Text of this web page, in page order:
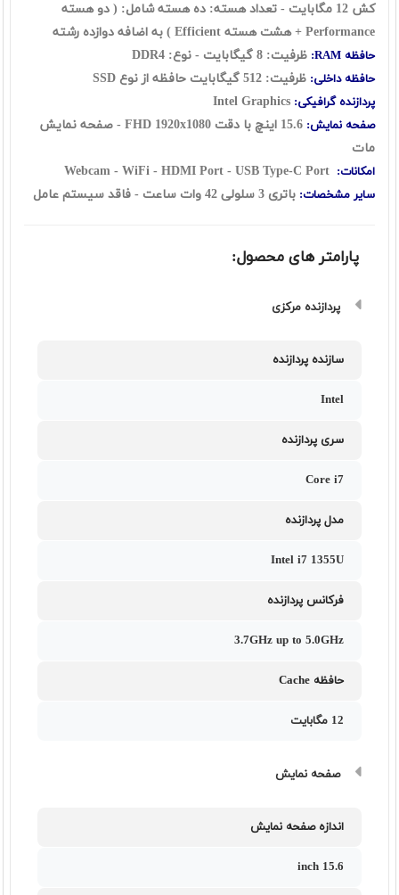
کش 12 مگابایت - تعداد هسته: ده هسته شامل: ( دو هسته
Performance + هشت هسته Efficient ) به اضافه دوازده رشته
حافظه RAM: ظرفیت: 8 گيگابايت - نوع: DDR4
حافظه داخلی: ظرفیت: 512 گیگابایت حافظه از نوع SSD
پردازنده گرافیکی:
صفحه نمایش:
15.6 اينچ با دقت FHD 1920x1080 - صفحه نمایش
مات
امکانات:
سایر مشخصات: باتری 3 سلولی 42 وات ساعت - فاقد سیستم عامل
پارامتر های محصول:
پردازنده مرکزی
سازنده پردازنده
Intel
سری پردازنده
Core i7
مدل پردازنده
Intel i7 1355U
فرکانس پردازنده
3.7GHz up to 5.0GHz
حافظه Cache
12 مگابایت
صفحه نمایش
اندازه صفحه نمایش
15.6 inch